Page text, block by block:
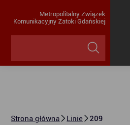
Metropolitalny Związek
Komunikacyjny Zatoki Gdańskiej
Strona główna Linie 209